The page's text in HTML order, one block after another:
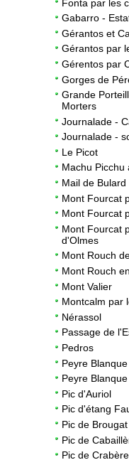
Fonta par les
Gabarro -
Gérantos et
Gérantos par
Gérentos par
Gorges de
Grande
Morters
Journalade -
Journalade -
Le Picot
Machu Picchu
Mail de Bulard
Mont Fourcat
Mont Fourcat
Mont Fourcat
d'Olmes
Mont Rouch
Mont Rouch
Mont Valier
Montcalm par
Nérassol
Passage de
Pedros
Peyre
Peyre
Pic d'Auriol
Pic d'étang
Pic de
Pic de
Pic de